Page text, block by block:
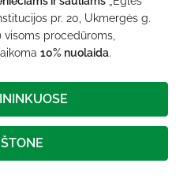
pr. 20, Ukmergės g.
visoms procedūroms,
10% nuolaida.